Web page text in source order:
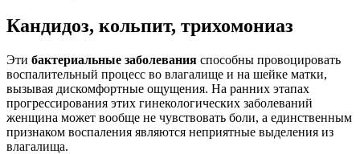
Кандидоз, кольпит, трихомониаз
Эти бактериальные заболевания способны провоцировать
воспалительный процесс во влагалище и на шейке матки,
вызывая дискомфортные ощущения. На ранних этапах
прогрессирования этих гинекологических заболеваний
женщина может вообще не чувствовать боли, а единственным
признаком воспаления являются неприятные выделения из
влагалища.